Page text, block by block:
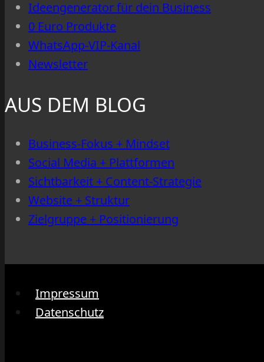
bringt
Ideengenerator für dein Business
0 Euro Produkte
WhatsApp-VIP-Kanal
Newsletter
AUS DEM BLOG
Business-Fokus + Mindset
Social Media + Plattformen
Sichtbarkeit + Content-Strategie
Website + Struktur
Zielgruppe + Positionierung
Impressum
Datenschutz